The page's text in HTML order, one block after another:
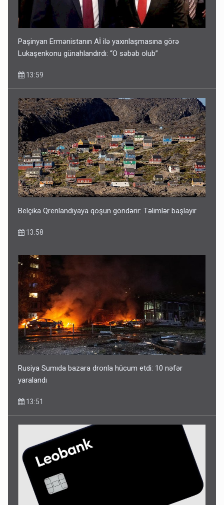
Paşinyan Ermənistanın Aİ ilə yaxınlaşmasına görə
Lukaşenkonu günahlandırdı: “O səbəb olub”
13:59
Belçika Qrenlandiyaya qoşun göndərir: Təlimlər başlayır
13:58
Rusiya Sumıda bazara dronla hücum etdi: 10 nəfər
yaralandı
13:51